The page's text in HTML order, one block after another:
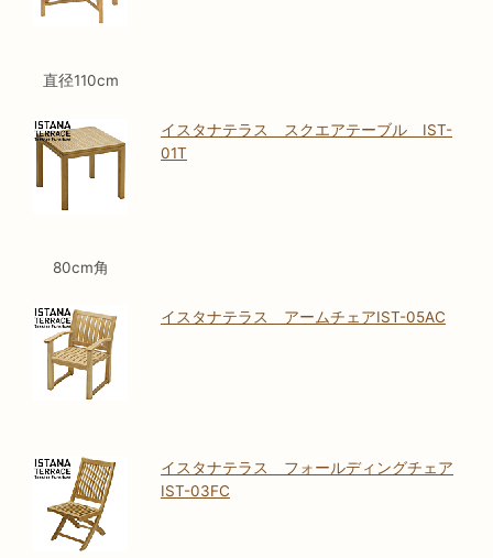
直径110cm
80cm角
イスタナテラス スクエアテーブル IST-
01T
イスタナテラス アームチェアIST-05AC
イスタナテラス フォールディングチェア
IST-03FC